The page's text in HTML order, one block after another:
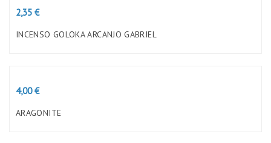
Preço
2,35 €
INCENSO GOLOKA ARCANJO GABRIEL
Preço
4,00 €
ARAGONITE